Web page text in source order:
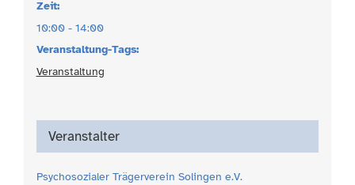
Zeit:
10:00 - 14:00
Veranstaltung-Tags:
Veranstaltung
Veranstalter
Psychosozialer Trägerverein Solingen e.V.